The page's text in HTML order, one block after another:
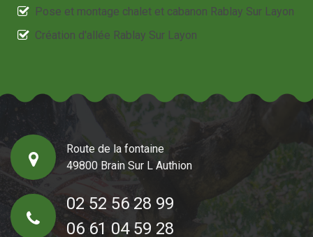
Pose et montage chalet et cabanon Rablay Sur Layon
Création d'allée Rablay Sur Layon
Route de la fontaine
49800 Brain Sur L Authion
02 52 56 28 99
06 61 04 59 28